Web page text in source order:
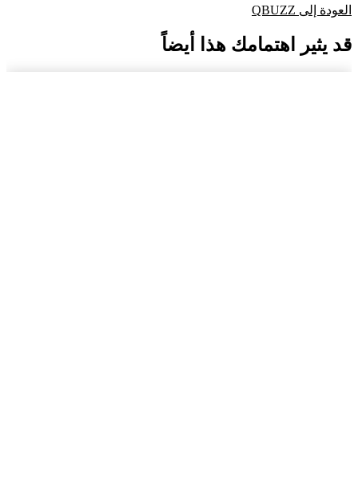
العودة إلى QBUZZ
قد يثير اهتمامك هذا أيضاً